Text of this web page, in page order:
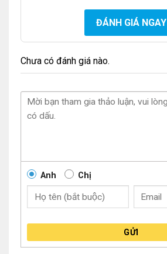
ĐÁNH GIÁ NGAY
Chưa có đánh giá nào.
Anh Chị
GỬI